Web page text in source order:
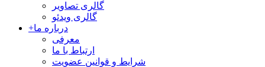
گالری تصاویر
گالری ویدئو
+درباره ما
معرفی
ارتباط با ما
شرایط و قوانین عضویت